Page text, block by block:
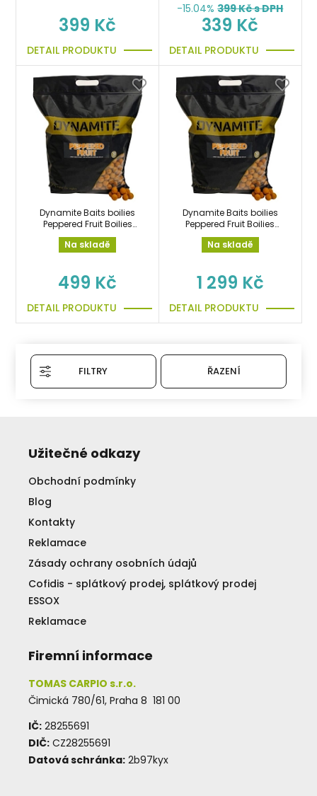
399 Kč
DETAIL PRODUKTU
-15.04% 399Kč s DPH
339 Kč
DETAIL PRODUKTU
Dynamite Baits boilies
Peppered Fruit Boilies
1,8kg/20mm
Na skladě
499 Kč
DETAIL PRODUKTU
Dynamite Baits boilies
Peppered Fruit Boilies
5kg/20mm
Na skladě
1 299 Kč
DETAIL PRODUKTU
FILTRY ŘAZENÍ
Užitečné odkazy
Obchodní podmínky
Blog
Kontakty
Reklamace
Zásady ochrany osobních údajů
Cofidis - splátkový prodej, splátkový prodej
ESSOX
Reklamace
Firemní informace
TOMAS CARPIO s.r.o.
Čimická 780/61, Praha 8 181 00
IČ: 28255691
DIČ: CZ28255691
Datová schránka: 2b97kyx